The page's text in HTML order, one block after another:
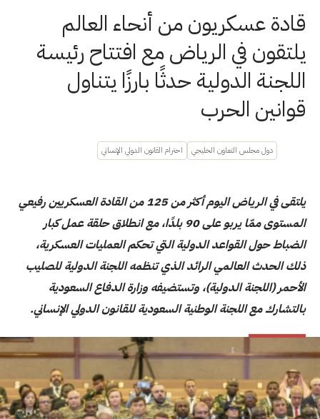
قادة عسكريون من أنحاء العالم
يلتقون في الرياض مع افتتاح رئيسة
اللجنة الدولية حدثًا بارزًا يتناول
قوانين الحرب
دول مجلس التعاون الخليجي احترام القانون الدولي الإنساني
يلتقى في الرياض اليوم أكثر من 125 من القادة العسكريين رفيعي
المستوى ممّا يربو على 90 بلدًا، مع انطلاق حلقة عمل كبار
الضباط حول القواعد الدولية التي تحكم العمليات العسكرية،
ذلك الحدث العالمي الرائد الذي تنظمه اللجنة الدولية للصليب
الأحمر (اللجنة الدولية)، وتستضيفه وزارة الدفاع السعودية
بالتشارك مع اللجنة الوطنية السعودية للقانون الدولي الإنساني.